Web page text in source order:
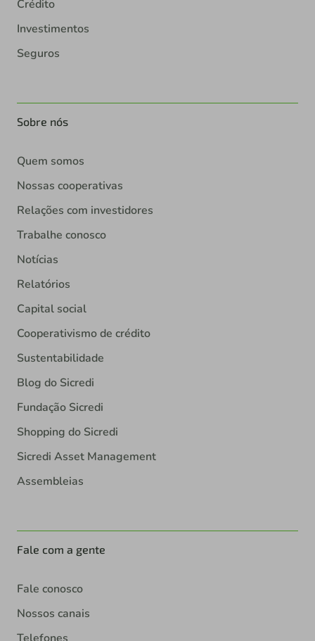
Crédito
Investimentos
Seguros
Sobre nós
Quem somos
Nossas cooperativas
Relações com investidores
Trabalhe conosco
Notícias
Relatórios
Capital social
Cooperativismo de crédito
Sustentabilidade
Blog do Sicredi
Fundação Sicredi
Shopping do Sicredi
Sicredi Asset Management
Assembleias
Fale com a gente
Fale conosco
Nossos canais